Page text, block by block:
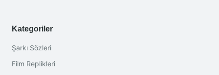
Kategoriler
Şarkı Sözleri
Film Replikleri